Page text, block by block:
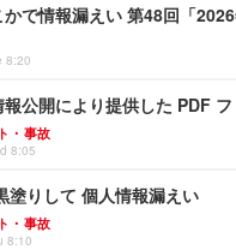
で情報漏えい 第48回「
8:20
報公開により提供した PDF
・事故
8:05
塗りして 個人情報漏えい
・事故
8:10